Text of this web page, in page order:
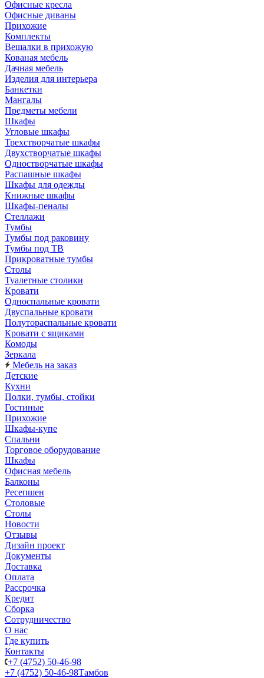
Офисные кресла
Офисные диваны
Прихожие
Комплекты
Вешалки в прихожую
Кованая мебель
Дачная мебель
Изделия для интерьера
Банкетки
Мангалы
Предметы мебели
Шкафы
Угловые шкафы
Трехстворчатые шкафы
Двухстворчатые шкафы
Одностворчатые шкафы
Распашные шкафы
Шкафы для одежды
Книжные шкафы
Шкафы-пеналы
Стеллажи
Тумбы
Тумбы под раковину
Тумбы под ТВ
Прикроватные тумбы
Столы
Туалетные столики
Кровати
Односпальные кровати
Двуспальные кровати
Полутораспальные кровати
Кровати с ящиками
Комоды
Зеркала
Мебель на заказ
Детские
Кухни
Полки, тумбы, стойки
Гостиные
Прихожие
Шкафы-купе
Спальни
Торговое оборудование
Шкафы
Офисная мебель
Балконы
Ресепшен
Столовые
Столы
Новости
Отзывы
Дизайн проект
Документы
Доставка
Оплата
Рассрочка
Кредит
Сборка
Сотрудничество
О нас
Где купить
Контакты
+7 (4752) 50-46-98
+7 (4752) 50-46-98Тамбов